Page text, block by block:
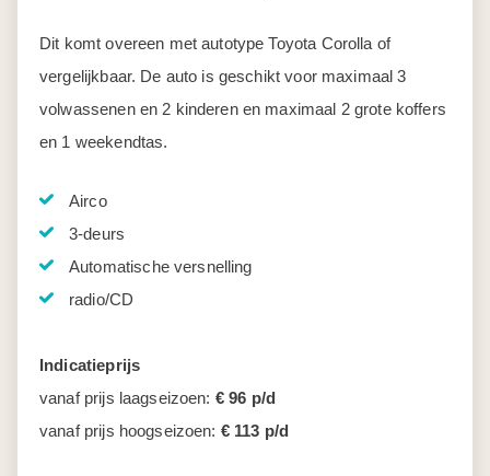
Dit komt overeen met autotype Toyota Corolla of
vergelijkbaar. De auto is geschikt voor maximaal 3
volwassenen en 2 kinderen en maximaal 2 grote koffers
en 1 weekendtas.
Airco
3-deurs
Automatische versnelling
radio/CD
Indicatieprijs
vanaf prijs laagseizoen: € 96 p/d
vanaf prijs hoogseizoen: € 113 p/d